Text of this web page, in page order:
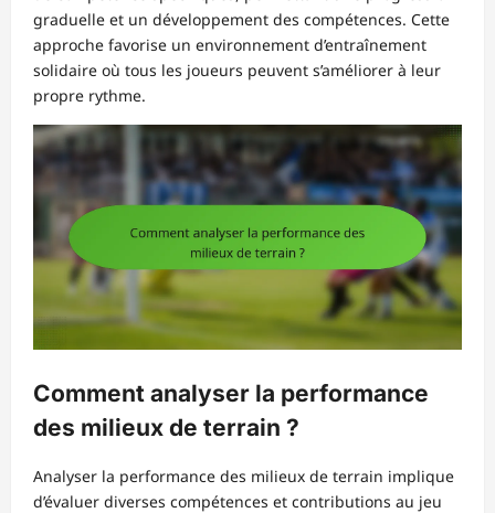
graduelle et un développement des compétences. Cette
approche favorise un environnement d’entraînement
solidaire où tous les joueurs peuvent s’améliorer à leur
propre rythme.
Comment analyser la performance
des milieux de terrain ?
Analyser la performance des milieux de terrain implique
d’évaluer diverses compétences et contributions au jeu